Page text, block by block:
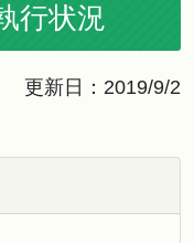
行状況
更新日：2019/9/2